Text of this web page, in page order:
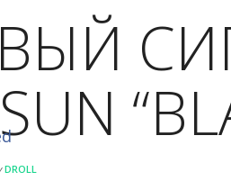
DROLL